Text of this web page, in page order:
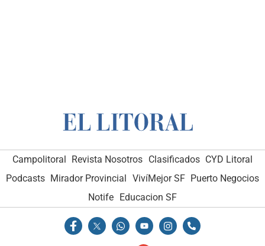
Campolitoral Revista Nosotros Clasificados CYD Litoral
Podcasts Mirador Provincial VivíMejor SF Puerto Negocios
Notife Educacion SF